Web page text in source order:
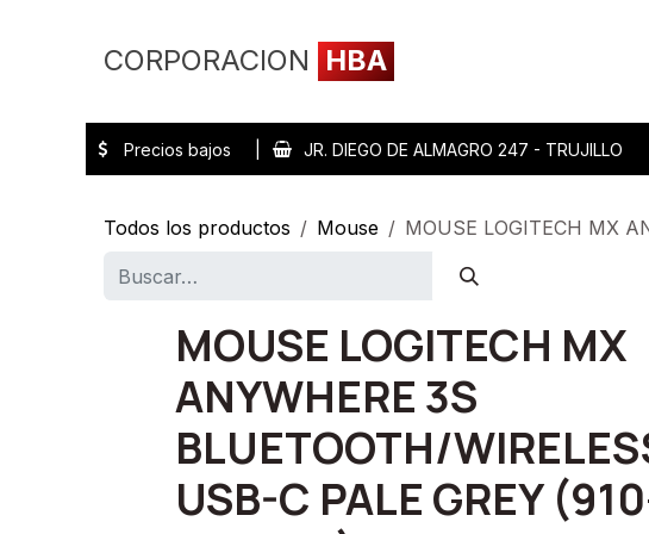
CORPORACION HBAInicio
Precios bajos | JR. DIEGO DE ALMAGRO 247 -
Todos los productos Mouse MOUSE LOGITECH MX
MOUSE LOGITECH MX
ANYWHERE 3S
BLUETOOTH/
USB-C PALE GREY